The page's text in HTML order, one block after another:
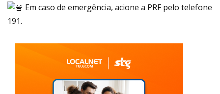
Em caso de emergência, acione a PRF pelo telefone
191.